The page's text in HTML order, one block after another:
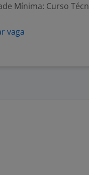
Mínima: Curso
vaga